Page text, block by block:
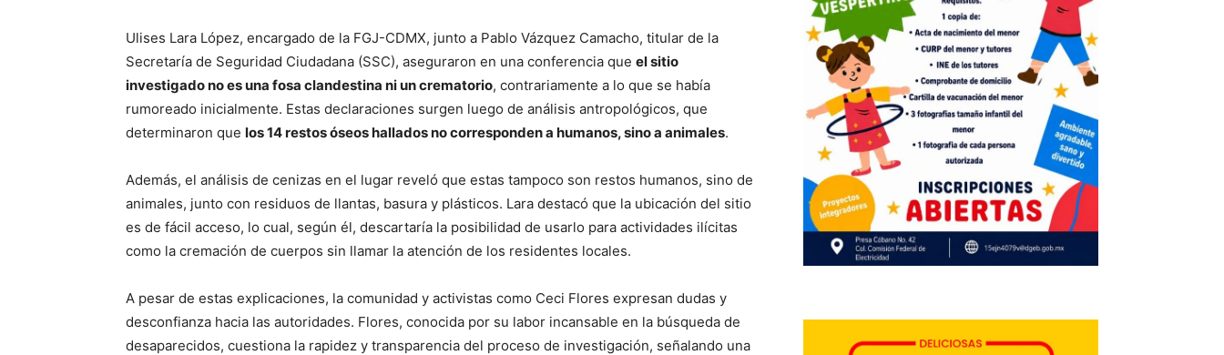
Ulises Lara López, encargado de la FGJ-CDMX, junto a Pablo Vázquez Camacho, titular de la
Secretaría de Seguridad Ciudadana (SSC), aseguraron en una conferencia que el sitio
investigado no es una fosa clandestina ni un crematorio, contrariamente a lo que se había
rumoreado inicialmente. Estas declaraciones surgen luego de análisis antropológicos, que
determinaron que los 14 restos óseos hallados no corresponden a humanos, sino a animales.
Además, el análisis de cenizas en el lugar reveló que estas tampoco son restos humanos, sino de
animales, junto con residuos de llantas, basura y plásticos. Lara destacó que la ubicación del sitio
es de fácil acceso, lo cual, según él, descartaría la posibilidad de usarlo para actividades ilícitas
como la cremación de cuerpos sin llamar la atención de los residentes locales.
A pesar de estas explicaciones, la comunidad y activistas como Ceci Flores expresan dudas y
desconfianza hacia las autoridades. Flores, conocida por su labor incansable en la búsqueda de
desaparecidos, cuestiona la rapidez y transparencia del proceso de investigación, señalando una